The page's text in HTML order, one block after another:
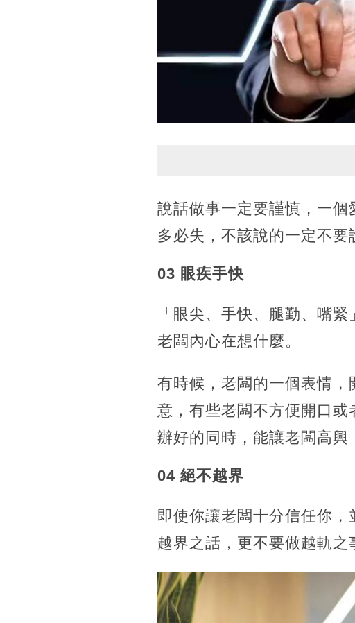
說話做事一定要謹慎，一
多必失，不該說的一定不要
03 眼疾手快
「眼尖、手快、腿勤、嘴
老闆內心在想什麼。
有時候，老闆的一個表情
意，有些老闆不方便開口
辦好的同時，能讓老闆高興
04 絕不越界
即使你讓老闆十分信任你
越界之話，更不要做越軌之